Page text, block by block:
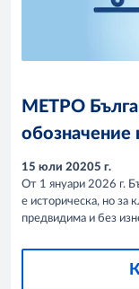
МЕТРО
обозначение
15 юли 20205 г.
От 1 януари 2026 г.
е историческа, но
предвидима и без